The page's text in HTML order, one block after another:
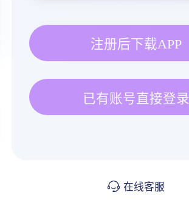
注册后下载APP
已有账号直接登录
在线客服